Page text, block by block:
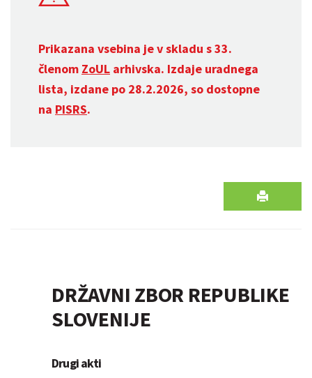
Prikazana vsebina je v skladu s 33.
členom ZoUL arhivska. Izdaje uradnega
lista, izdane po 28.2.2026, so dostopne
na PISRS.
DRŽAVNI ZBOR REPUBLIKE
SLOVENIJE
Drugi akti